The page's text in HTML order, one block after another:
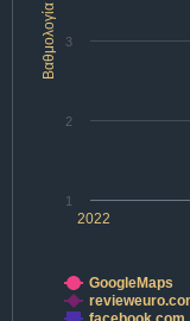
Βαθμολογία
2022
1
2
3
GoogleMaps